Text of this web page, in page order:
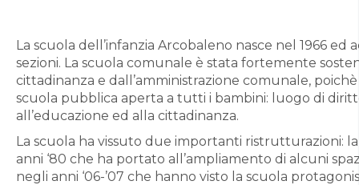
La scuola dell’infanzia Arcobaleno nasce nel 1966 ed
sezioni. La scuola comunale è stata fortemente
cittadinanza e dall’amministrazione comunale,
scuola pubblica aperta a tutti i bambini: luogo di
all’educazione ed alla cittadinanza.
La scuola ha vissuto due importanti ristrutturazioni:
anni ‘80 che ha portato all’ampliamento di alcuni
negli anni ‘06-’07 che hanno visto la scuola